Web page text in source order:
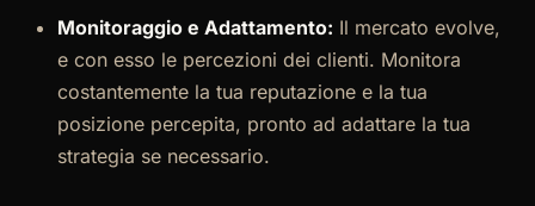
Monitoraggio e Adattamento: Il mercato evolve,
e con esso le percezioni dei clienti. Monitora
costantemente la tua reputazione e la tua
posizione percepita, pronto ad adattare la tua
strategia se necessario.